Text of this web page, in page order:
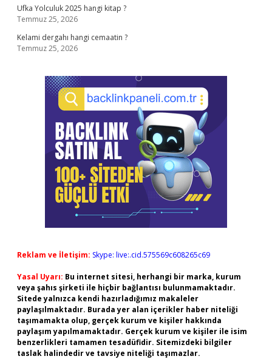
Ufka Yolculuk 2025 hangi kitap ?
Temmuz 25, 2026
Kelami dergahı hangi cemaatin ?
Temmuz 25, 2026
Reklam ve İletişim: Skype: live:.cid.575569c608265c69
Yasal Uyarı: Bu internet sitesi, herhangi bir marka, kurum
veya şahıs şirketi ile hiçbir bağlantısı bulunmamaktadır.
Sitede yalnızca kendi hazırladığımız makaleler
paylaşılmaktadır. Burada yer alan içerikler haber niteliği
taşımamakta olup, gerçek kurum ve kişiler hakkında
paylaşım yapılmamaktadır. Gerçek kurum ve kişiler ile isim
benzerlikleri tamamen tesadüfidir. Sitemizdeki bilgiler
taslak halindedir ve tavsiye niteliği taşımazlar.